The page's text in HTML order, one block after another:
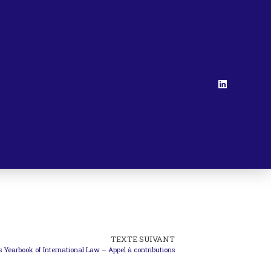
TEXTE SUIVANT
Yearbook of International Law – Appel à contributions